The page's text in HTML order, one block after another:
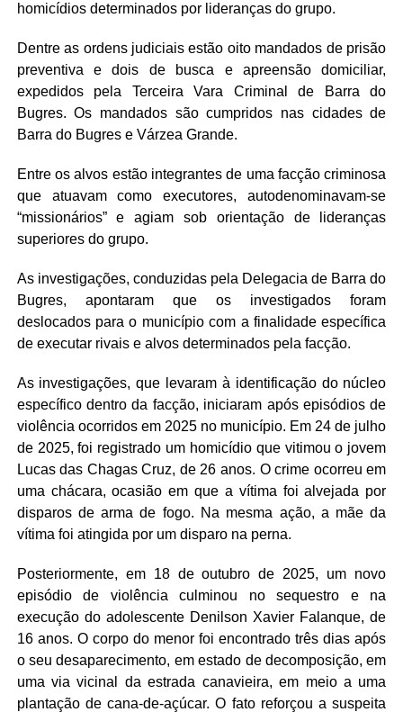
homicídios determinados por lideranças do grupo.
Dentre as ordens judiciais estão oito mandados de prisão
preventiva e dois de busca e apreensão domiciliar,
expedidos pela Terceira Vara Criminal de Barra do
Bugres. Os mandados são cumpridos nas cidades de
Barra do Bugres e Várzea Grande.
Entre os alvos estão integrantes de uma facção criminosa
que atuavam como executores, autodenominavam-se
“missionários” e agiam sob orientação de lideranças
superiores do grupo.
As investigações, conduzidas pela Delegacia de Barra do
Bugres, apontaram que os investigados foram
deslocados para o município com a finalidade específica
de executar rivais e alvos determinados pela facção.
As investigações, que levaram à identificação do núcleo
específico dentro da facção, iniciaram após episódios de
violência ocorridos em 2025 no município. Em 24 de julho
de 2025, foi registrado um homicídio que vitimou o jovem
Lucas das Chagas Cruz, de 26 anos. O crime ocorreu em
uma chácara, ocasião em que a vítima foi alvejada por
disparos de arma de fogo. Na mesma ação, a mãe da
vítima foi atingida por um disparo na perna.
Posteriormente, em 18 de outubro de 2025, um novo
episódio de violência culminou no sequestro e na
execução do adolescente Denilson Xavier Falanque, de
16 anos. O corpo do menor foi encontrado três dias após
o seu desaparecimento, em estado de decomposição, em
uma via vicinal da estrada canavieira, em meio a uma
plantação de cana-de-açúcar. O fato reforçou a suspeita